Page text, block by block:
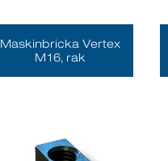
Maskinbricka Vertex
M16, rak